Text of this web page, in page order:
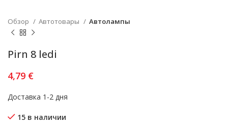
Обзор Автотовары Автолампы
Pirn 8 ledi
4,79 €
Доставка 1-2 дня
15 в наличии